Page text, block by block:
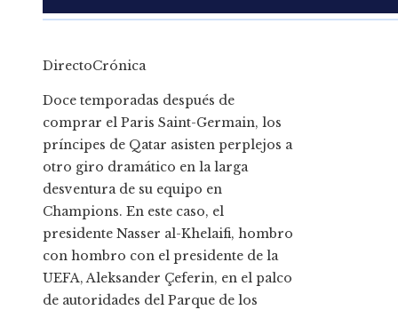
DirectoCrónica
Doce temporadas después de
comprar el Paris Saint-Germain, los
príncipes de Qatar asisten perplejos a
otro giro dramático en la larga
desventura de su equipo en
Champions. En este caso, el
presidente Nasser al-Khelaifi, hombro
con hombro con el presidente de la
UEFA, Aleksander Çeferin, en el palco
de autoridades del Parque de los